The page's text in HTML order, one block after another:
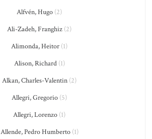
Alfvén, Hugo (2)
Ali-Zadeh, Franghiz (2)
Alimonda, Heitor (1)
Alison, Richard(1)
Alkan, Charles-Valentin (2)
Allegri, Gregorio (5)
Allegri, Lorenzo (1)
Allende, Pedro Humberto(1)